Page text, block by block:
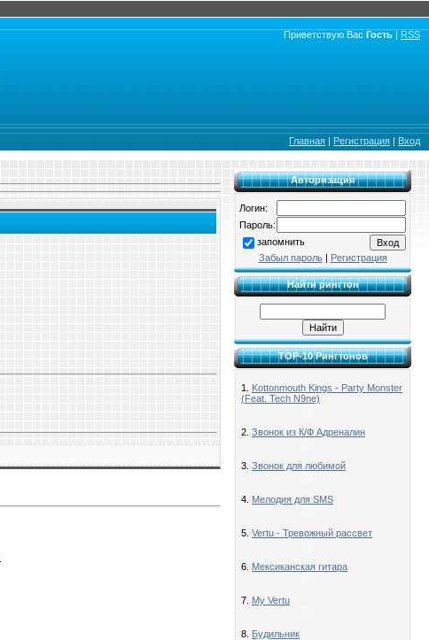
Приветствую Вас Гость | RSS
Главная | Регистрация | Вход
Авторизация
Логин:
Пароль:
запомнить
Забыл пароль| Регистрация
Найти рингтон
TOP-10 Рингтонов
1. Kottonmouth Kings - Party Monster
(Feat. Tech N9ne)
2. Звонок из К/Ф Адреналин
3. Звонок для любимой
4. Мелодия для SMS
5. Vertu - Тревожный рассвет
6. Мексиканская гитара
7. My Vertu
8. Будильник